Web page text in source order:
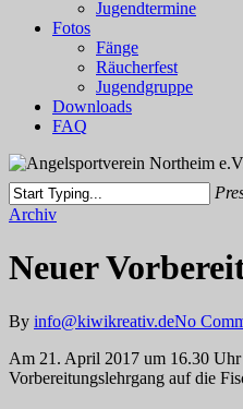
Jugendtermine
Fotos
Fänge
Räucherfest
Jugendgruppe
Downloads
FAQ
Close
Archiv
Neuer
By info@kiwikreativ.deNo
Am 21. April 2017 um 16.30 Uhr
Vorbereitungslehrgang auf die